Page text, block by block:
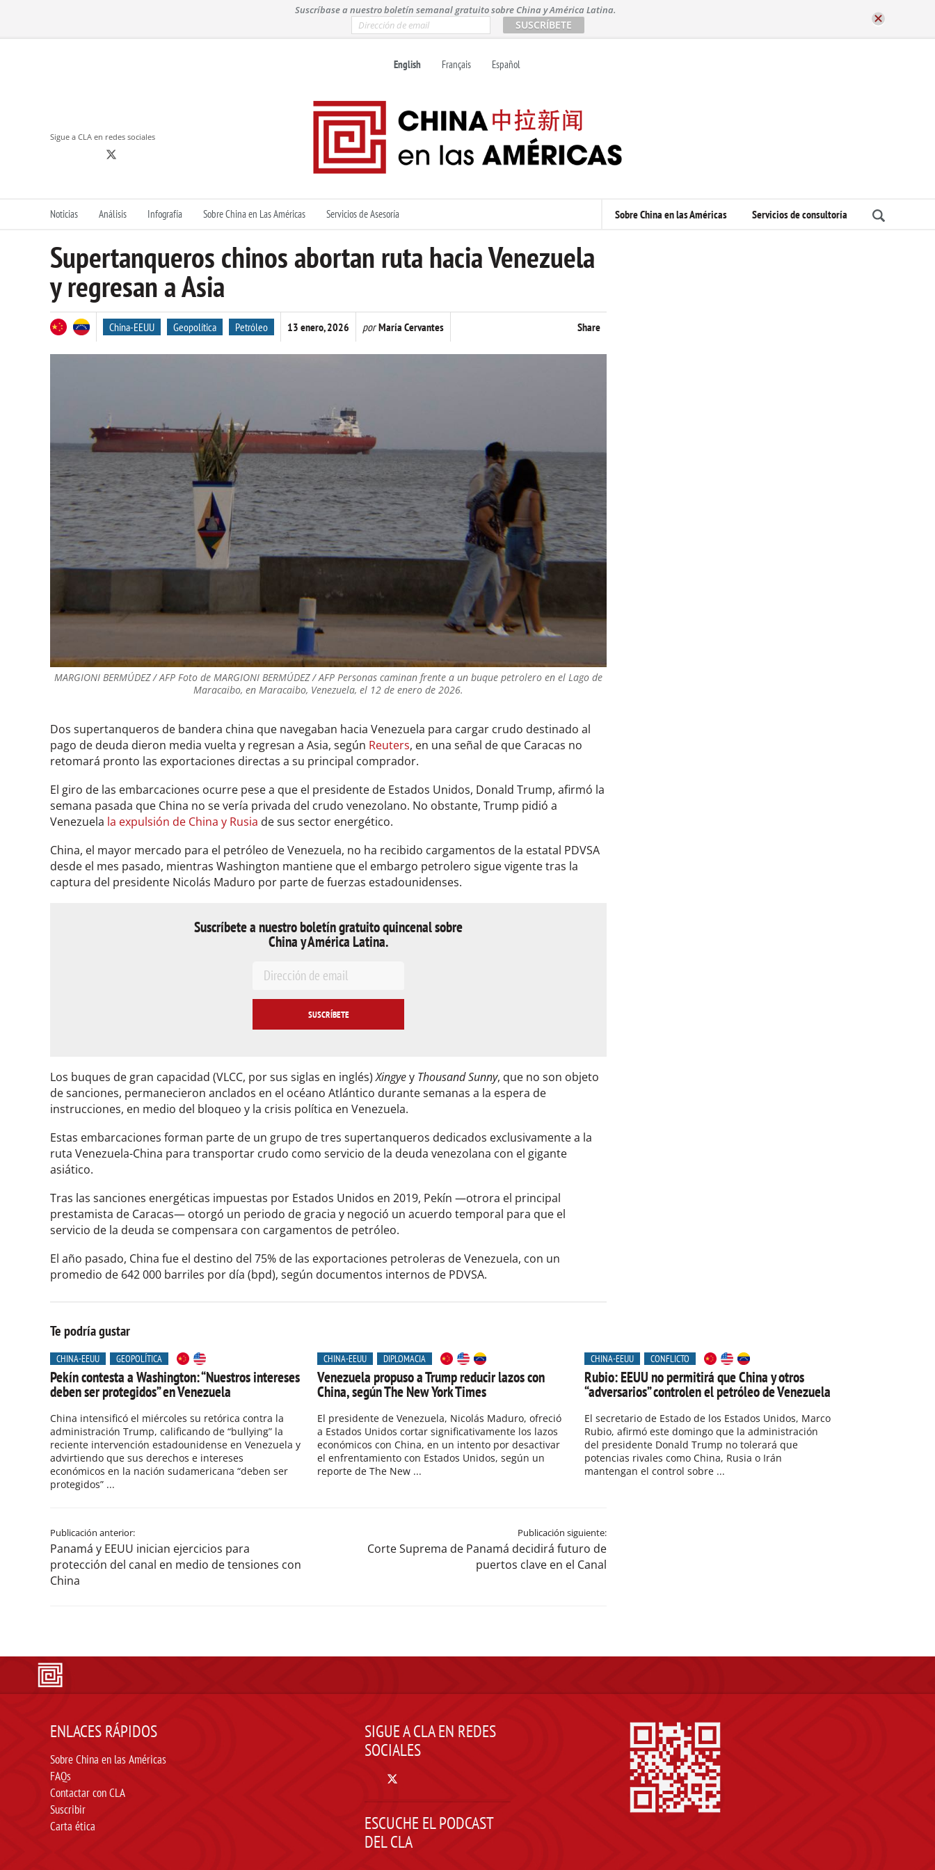
i
Suscríbase a nuestro boletín semanal gratuito sobre China y América Latina.
m
English Français Español
Sigue a CLA en redes sociales
Noticias Análisis Infografía Sobre China en Las Américas Servicios de Asesoría Sobre China en las Américas Servicios de consultoría
Supertanqueros chinos abortan ruta hacia Venezuela
y regresan a Asia
China-EEUU Geopolítica Petróleo 13 enero, 2026 porMaría Cervantes Share
MARGIONI BERMÚDEZ / AFP Foto de MARGIONI BERMÚDEZ / AFP Personas caminan frente a un buque petrolero en el Lago de
Maracaibo, en Maracaibo, Venezuela, el 12 de enero de 2026.
Dos supertanqueros de bandera china que navegaban hacia Venezuela para cargar crudo destinado al
pago de deuda dieron media vuelta y regresan a Asia, según Reuters, en una señal de que Caracas no
retomará pronto las exportaciones directas a su principal comprador.
El giro de las embarcaciones ocurre pese a que el presidente de Estados Unidos, Donald Trump, afirmó la
semana pasada que China no se vería privada del crudo venezolano. No obstante, Trump pidió a
Venezuela la expulsión de China y Rusia de sus sector energético.
China, el mayor mercado para el petróleo de Venezuela, no ha recibido cargamentos de la estatal PDVSA
desde el mes pasado, mientras Washington mantiene que el embargo petrolero sigue vigente tras la
captura del presidente Nicolás Maduro por parte de fuerzas estadounidenses.
Suscríbete a nuestro boletín gratuito quincenal sobre
China y América Latina.
a
Los buques de gran capacidad (VLCC, por sus siglas en inglés)Xingyey Thousand Sunny, que no son objeto
de sanciones, permanecieron anclados en el océano Atlántico durante semanas a la espera de
instrucciones, en medio del bloqueo y la crisis política en Venezuela.
Estas embarcaciones forman parte de un grupo de tres supertanqueros dedicados exclusivamente a la
ruta Venezuela-China para transportar crudo como servicio de la deuda venezolana con el gigante
asiático.
Tras las sanciones energéticas impuestas por Estados Unidos en 2019, Pekín —otrora el principal
prestamista de Caracas— otorgó un periodo de gracia y negoció un acuerdo temporal para que el
servicio de la deuda se compensara con cargamentos de petróleo.
El año pasado, China fue el destino del 75% de las exportaciones petroleras de Venezuela, con un
promedio de 642 000 barriles por día (bpd), según documentos internos de PDVSA.
Te podría gustar
CHINA-EEUU GEOPOLÍTICA
Pekín contesta a Washington: “Nuestros intereses
deben ser protegidos” en Venezuela
China intensificó el miércoles su retórica contra la
administración Trump, calificando de “bullying” la
reciente intervención estadounidense en Venezuela y
advirtiendo que sus derechos e intereses
económicos en la nación sudamericana “deben ser
protegidos” ...
CHINA-EEUU DIPLOMACIA
Venezuela propuso a Trump reducir lazos con
China, según The New York Times
El presidente de Venezuela, Nicolás Maduro, ofreció
a Estados Unidos cortar significativamente los lazos
económicos con China, en un intento por desactivar
el enfrentamiento con Estados Unidos, según un
reporte de The New ...
CHINA-EEUU CONFLICTO
Rubio: EEUU no permitirá que China y otros
“adversarios” controlen el petróleo de Venezuela
El secretario de Estado de los Estados Unidos, Marco
Rubio, afirmó este domingo que la administración
del presidente Donald Trump no tolerará que
potencias rivales como China, Rusia o Irán
mantengan el control sobre ...
Publicación anterior:
Panamá y EEUU inician ejercicios para
protección del canal en medio de tensiones con
China
Publicación siguiente:
Corte Suprema de Panamá decidirá futuro de
puertos clave en el Canal
ENLACES RÁPIDOS
Sobre China en las Américas
FAQs
Contactar con CLA
Suscribir
Carta ética
SIGUE A CLA EN REDES
SOCIALES
ESCUCHE EL PODCAST
DEL CLA